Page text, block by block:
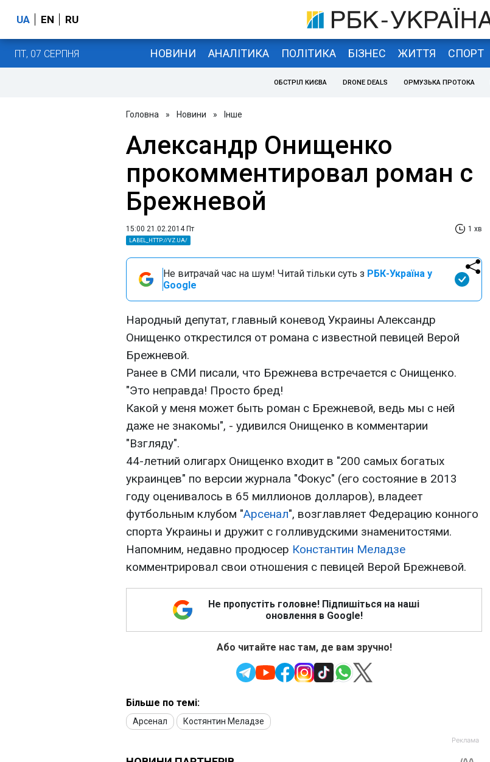
UA EN RU
ПТ, 07 СЕРПНЯ НОВИНИ АНАЛІТИКА ПОЛІТИКА БІЗНЕС ЖИТТЯ СПОРТ
ОБСТРІЛ КИЄВА DRONE DEALS ОРМУЗЬКА ПРОТОКА
Головна » Новини » Інше
Александр Онищенко
прокомментировал роман с
Брежневой
15:00 21.02.2014 Пт 1 хв
LABEL_HTTP://VZ.UA/
Не витрачай час на шум! Читай тільки суть з РБК-Україна у
Google
Народный депутат, главный коневод Украины Александр
Онищенко открестился от романа с известной певицей Верой
Брежневой.
Ранее в СМИ писали, что Брежнева встречается с Онищенко.
"Это неправда! Просто бред!
Какой у меня может быть роман с Брежневой, ведь мы с ней
даже не знакомы", - удивился Онищенко в комментарии
"Взгляду".
44-летний олигарх Онищенко входит в "200 самых богатых
украинцев" по версии журнала "Фокус" (его состояние в 2013
году оценивалось в 65 миллионов долларов), владеет
футбольным клубом "Арсенал", возглавляет Федерацию конного
спорта Украины и дружит с голливудскими знаменитостями.
Напомним, недавно продюсер Константин Меладзе
комментрировал свои отношения с певицей Верой Брежневой.
Не пропустіть головне! Підпишіться на наші
оновлення в Google!
Або читайте нас там, де вам зручно!
Більше по темі:
Арсенал Костянтин Меладзе